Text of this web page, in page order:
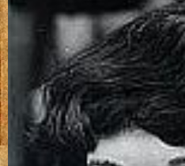
(2316)